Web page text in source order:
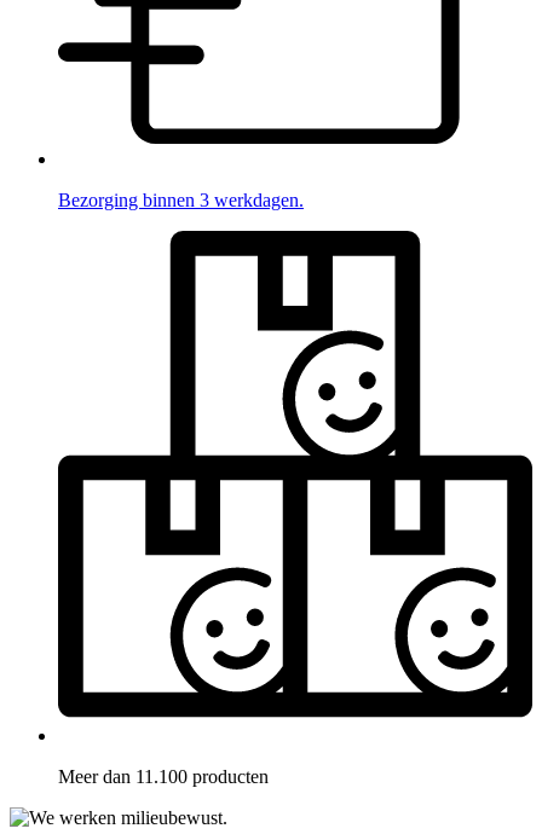
Bezorging binnen 3 werkdagen.
Meer dan 11.100 producten